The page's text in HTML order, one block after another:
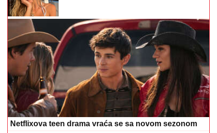
Netflixova teen drama vraća se sa novom sezonom